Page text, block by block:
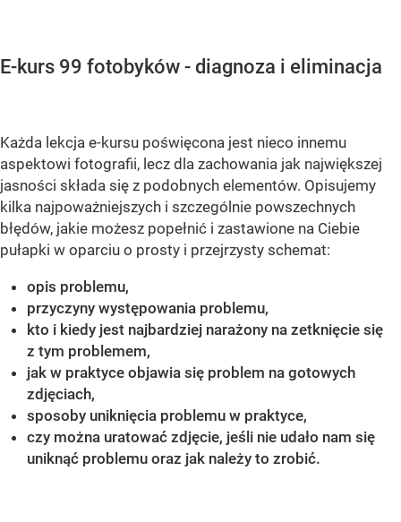
E-kurs 99 fotobyków - diagnoza i eliminacja
Każda lekcja e-kursu poświęcona jest nieco innemu
aspektowi fotografii, lecz dla zachowania jak największej
jasności składa się z podobnych elementów. Opisujemy
kilka najpoważniejszych i szczególnie powszechnych
błędów, jakie możesz popełnić i zastawione na Ciebie
pułapki w oparciu o prosty i przejrzysty schemat:
opis problemu,
przyczyny występowania problemu,
kto i kiedy jest najbardziej narażony na zetknięcie się
z tym problemem,
jak w praktyce objawia się problem na gotowych
zdjęciach,
sposoby uniknięcia problemu w praktyce,
czy można uratować zdjęcie, jeśli nie udało nam się
uniknąć problemu oraz jak należy to zrobić.